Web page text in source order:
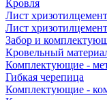
Кровля
Лист
Лист
Забор и
Кровельный
Комплектующие -
Гибкая черепица
Комплектующие -